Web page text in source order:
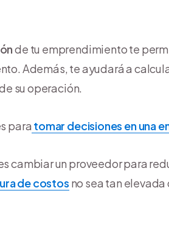
de tu emprendimiento te
Además, te ayudará a
su operación.
para tomar decisiones en una
cambiar un proveedor para
de costos no sea tan